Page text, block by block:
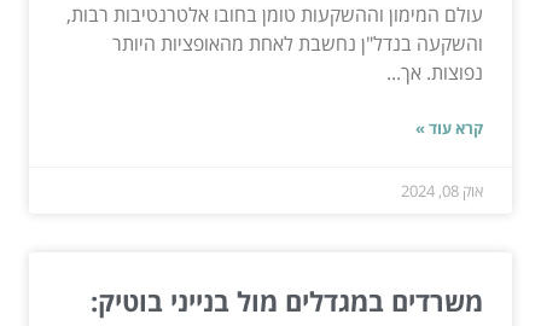
עולם המימון וההשקעות טומן בחובו אלטרנטיבות רבות,
והשקעה בנדל"ן נחשבת לאחת מהאופציות היותר
נפוצות. אך...
קרא עוד »
אוק 08, 2024
משרדים במגדלים מול בנייני בוטיק: